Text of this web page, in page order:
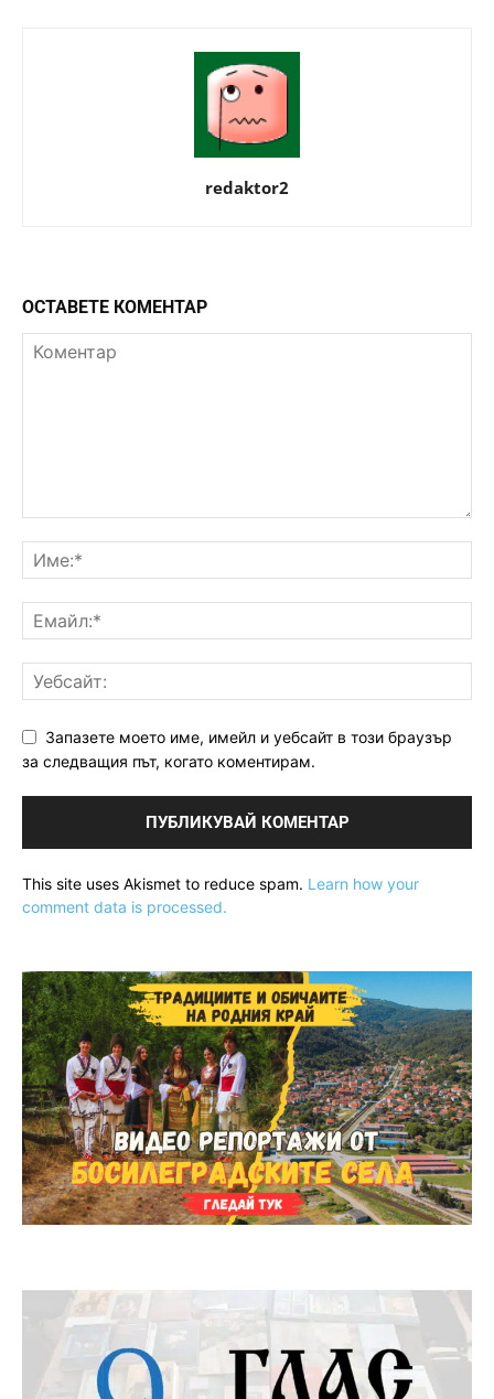
redaktor2
ОСТАВЕТЕ КОМЕНТАР
Запазете моето име, имейл и уебсайт в този браузър
за следващия път, когато коментирам.
This site uses Akismet to reduce spam. Learn how your
comment data is processed.